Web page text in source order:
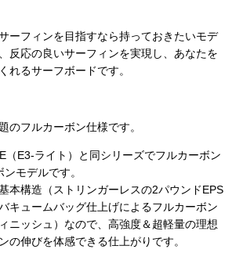
ーフィンを目指すなら持っておきたいモデ
反応の良いサーフィンを実現し、あなたを
れるサーフボードです。
のフルカーボン仕様です。
（E3-ライト）と同シリーズでフルカーボン
モデルです。
本構造（ストリンガーレスの2パウンドEPS
キュームバッグ仕上げによるフルカーボン
ニッシュ）なので、高強度＆超軽量の理想
の伸びを体感できる仕上がりです。